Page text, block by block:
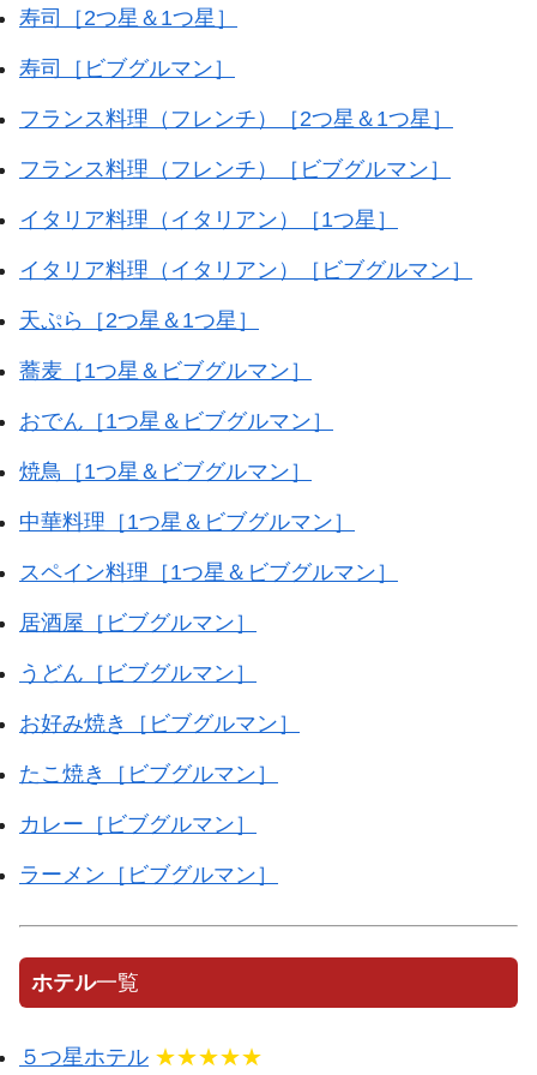
寿司［2つ星＆1つ星］
寿司［ビブグルマン］
フランス料理（フレンチ）［2つ星＆1つ星］
フランス料理（フレンチ）［ビブグルマン］
イタリア料理（イタリアン）［1つ星］
イタリア料理（イタリアン）［ビブグルマン］
天ぷら［2つ星＆1つ星］
蕎麦［1つ星＆ビブグルマン］
おでん［1つ星＆ビブグルマン］
焼鳥［1つ星＆ビブグルマン］
中華料理［1つ星＆ビブグルマン］
スペイン料理［1つ星＆ビブグルマン］
居酒屋［ビブグルマン］
うどん［ビブグルマン］
お好み焼き［ビブグルマン］
たこ焼き［ビブグルマン］
カレー［ビブグルマン］
ラーメン［ビブグルマン］
ホテル一覧
５つ星ホテル ★★★★★